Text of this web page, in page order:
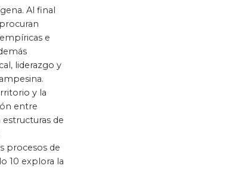
Violencia
Al final
e
liderazgo y
y la
entre
de
procesos de
10 explora la